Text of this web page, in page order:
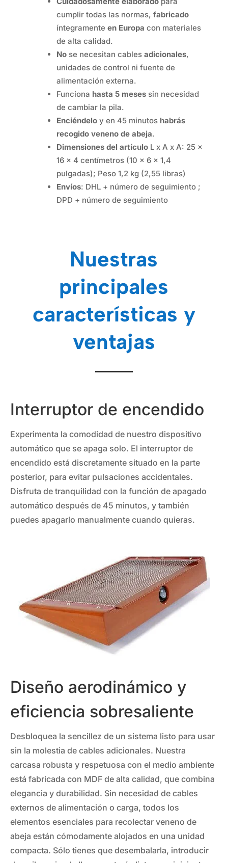
cumplir todas las normas, fabricado
íntegramente en Europa con materiales
de alta calidad.
Nose necesitan cables adicionales,
unidades de control ni fuente de
alimentación externa.
Funciona hasta 5 mesessin necesidad
de cambiar la pila.
Enciéndeloy en 45 minutos habrás
recogido veneno de abeja.
Dimensiones del artículoL x A x A: 25 x
16 x 4 centímetros (10 x 6 x 1,4
pulgadas); Peso 1,2 kg (2,55 libras)
Envíos: DHL + número de seguimiento ;
DPD + número de seguimiento
Nuestras
principales
características y
ventajas
Interruptor de encendido
Experimenta la comodidad de nuestro dispositivo
automático que se apaga solo. El interruptor de
encendido está discretamente situado en la parte
posterior, para evitar pulsaciones accidentales.
Disfruta de tranquilidad con la función de apagado
automático después de 45 minutos, y también
puedes apagarlo manualmente cuando quieras.
Diseño aerodinámico y
eficiencia sobresaliente
Desbloquea la sencillez de un sistema listo para usar
sin la molestia de cables adicionales. Nuestra
carcasa robusta y respetuosa con el medio ambiente
está fabricada con MDF de alta calidad, que combina
elegancia y durabilidad. Sin necesidad de cables
externos de alimentación o carga, todos los
elementos esenciales para recolectar veneno de
abeja están cómodamente alojados en una unidad
compacta. Sólo tienes que desembalarla, introducir